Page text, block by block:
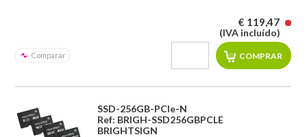
Comparar
€ 119,47
(IVA incluído)
SSD-256GB-PCle-N
Ref: BRIGH-SSD256GBPCLE
BRIGHTSIGN